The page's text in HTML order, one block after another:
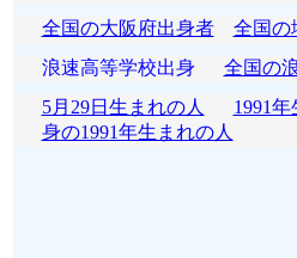
全国の大阪府出身者
全国の
浪速高等学校出身 全国の
5月29日生まれの人
1991年
身の1991年生まれの人